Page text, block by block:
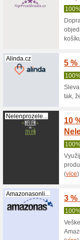
Philips.cz